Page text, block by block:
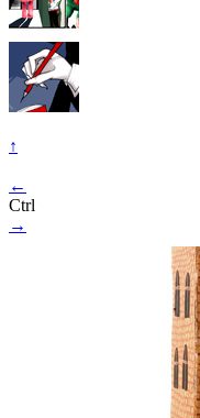
↑
←
Ctrl
→